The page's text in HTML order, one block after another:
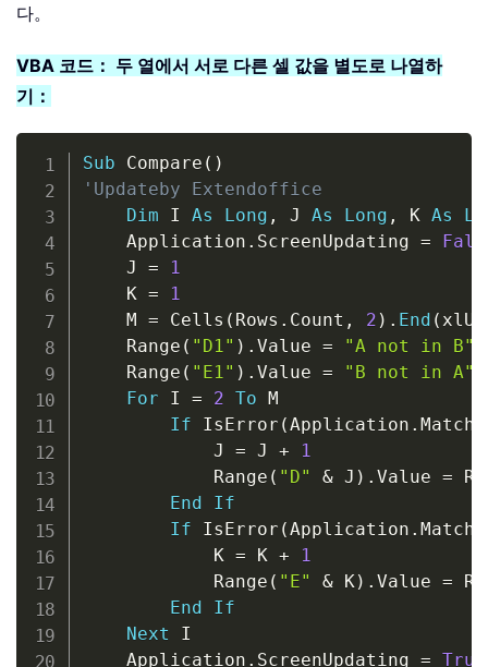
다。
VBA 코드： 두 열에서 서로 다른 셀 값을 별도로 나열하
기：
Sub Compare ( )
'Updateby Extendoffice
Dim I As Long , J As Long , K As
    Application
. ScreenUpdating =
    J
=
1
    K
=
1
    M
= Cells ( Rows . Count , 2 ) . End ( xlUp
    Range
( "D1" ) . Value =
"A not in B"
    Range
( "E1" ) . Value =
"B not in A"
For I = 2 To M
If IsError (Application . Match
            J
= J +
1
            Range
( "D" & J ) . Value =
End
If
If IsError (Application . Match
            K
= K +
1
            Range
( "E" & K) . Value =
End
If
Next I
    Application
. ScreenUpdating = True